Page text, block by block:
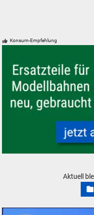
Konsum-Empfehlung
Aktuell